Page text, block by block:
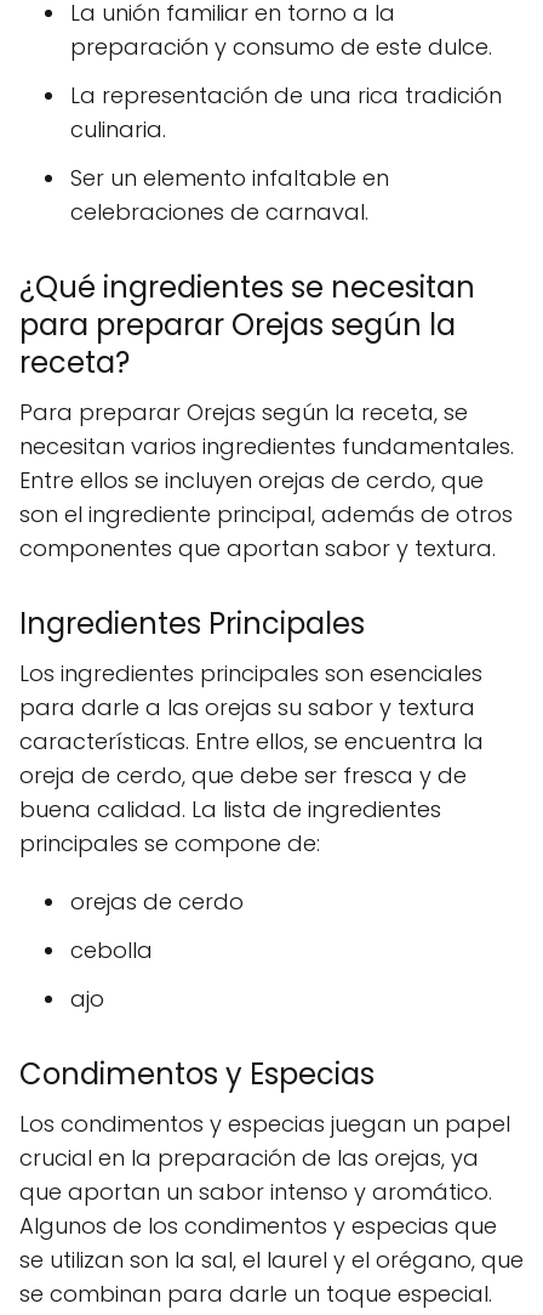
La unión familiar en torno a la
preparación y consumo de este dulce.
La representación de una rica tradición
culinaria.
Ser un elemento infaltable en
celebraciones de carnaval.
¿Qué ingredientes se necesitan
para preparar Orejas según la
receta?
Para preparar Orejas según la receta, se
necesitan varios ingredientes fundamentales.
Entre ellos se incluyen orejas de cerdo, que
son el ingrediente principal, además de otros
componentes que aportan sabor y textura.
Ingredientes Principales
Los ingredientes principales son esenciales
para darle a las orejas su sabor y textura
características. Entre ellos, se encuentra la
oreja de cerdo, que debe ser fresca y de
buena calidad. La lista de ingredientes
principales se compone de:
orejas de cerdo
cebolla
ajo
Condimentos y Especias
Los condimentos y especias juegan un papel
crucial en la preparación de las orejas, ya
que aportan un sabor intenso y aromático.
Algunos de los condimentos y especias que
se utilizan son la sal, el laurel y el orégano, que
se combinan para darle un toque especial.